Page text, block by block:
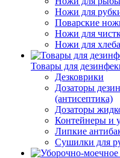
Ножи для
Поварские
Ножи для
Ножи для хлеба
Товары для
Дезковрики
Дозаторы
(антисептика)
Дозаторы
Контейнеры и
Липкие
Сушилки для